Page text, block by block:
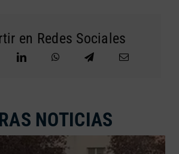
en Redes Sociales
NOTICIAS